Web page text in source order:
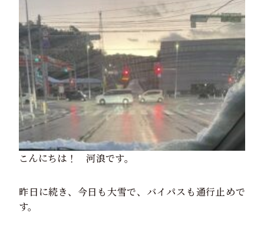
こんにちは！ 河浪です。
昨日に続き、今日も大雪で、バイパスも通行止めで
す。